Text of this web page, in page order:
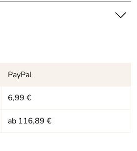
PayPal
6,99 €
ab 116,89 €